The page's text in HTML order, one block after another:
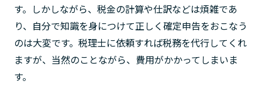
す。しかしながら、税金の計算や仕訳などは煩雑であ
り、自分で知識を身につけて正しく確定申告をおこなう
のは大変です。税理士に依頼すれば税務を代行してくれ
ますが、当然のことながら、費用がかかってしまいま
す。